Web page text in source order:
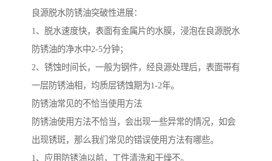
良源脱水防锈油突破性进展：
1、脱水速度快，表面有金属片的水膜，浸泡在良源脱水
防锈油的净水中2-5分钟；
2、锈蚀时间长，一般为钢件，经良源处理后，表面带有
一层防锈油相，均质层锈蚀期为1-2年。
防锈油常见的不恰当使用方法
防锈油使用方法不恰当，会出现一些异常的情况，如会
出现锈斑，那么我们常见的错误使用方法有哪些。
1、应用防锈油以前，工件清洗和干燥不。